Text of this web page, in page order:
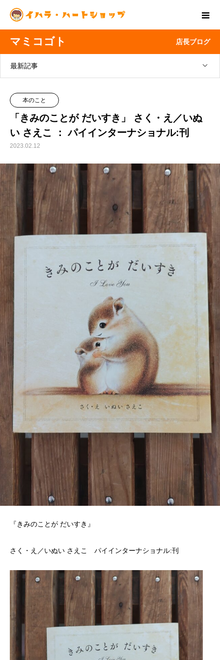
マミコゴト 店長ブログ
最新記事
本のこと
「きみのことが だいすき」 さく・え／いぬ
い さえこ ： パイインターナショナル:刊
2023.02.12
『きみのことが だいすき』
さく・え／いぬい さえこ パイインターナショナル:刊